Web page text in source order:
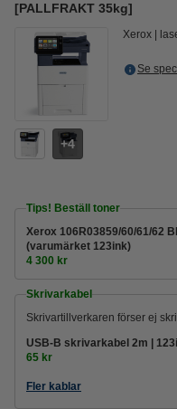
[PALLFRAKT 35kg]
4
Xerox
Se
Tips! Beställ toner
Xerox 106R03859/60/61/62
(varumärket 123ink)
4 300 kr
Skrivarkabel
Skrivartillverkaren förser ej
USB-B skrivarkabel 2m |
65 kr
Fler kablar